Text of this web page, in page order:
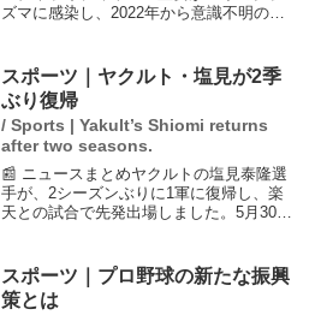
ズマに感染し、2022年から意識不明の状
訓練中に心臓に異常をきたし、その後の
治療が続いていま...
スポーツ｜ヤクルト・塩見が2季
ぶり復帰
/ Sports | Yakult’s Shiomi returns
after two seasons.
📰 ニュースまとめヤクルトの塩見泰隆選
手が、2シーズンぶりに1軍に復帰し、楽
天との試合で先発出場しました。5月30日
活躍を見せました。池山監督も彼のパフ
ォーマンスを称...
スポーツ｜プロ野球の新たな振興
策とは